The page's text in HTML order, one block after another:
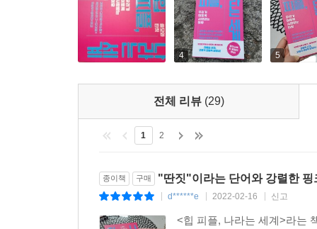
타인에게 관심을 받을 목적만으로 자극적인 콘
‘관종’이라는 키워드를 잘 활용하여 자신만의 개
터가 될 수 있다.
디지털 시대의 관종은 자기 계발에도 상당한 도움
큰 발전을 이룰 가능성이 있다. 건강한 관종의 긍
광고 수익으로 이어지기도 한다. 그렇다면 관종
이 오히려 시대의 흐름을 놓치고 있는 것일지도 모
4 5
전체 리뷰 (29)
1 2
종이책 구매 "딴짓"이라는 단어와 강렬한 핑
d******e 2022-02-16 신고
<힙 피플, 나라는 세계>라는